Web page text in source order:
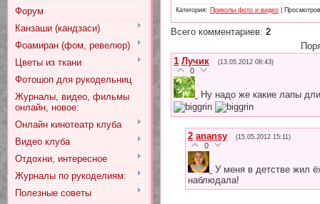
Форум
Канзаши (кандзаси)
Фоамиран (фом, ревелюр)
Цветы из ткани
Фотошоп для рукодельниц
Журналы, видео, фильмы
онлайн, новое:
Онлайн кинотеатр клуба
Видео клуба
Отдохни, интересное
Журналы по рукоделиям:
Полезные советы
Категория: Приколы фото и видео Просмотров
Всего комментариев: 2
1 Лучик (13.05.2012 08:43)
0
Ну надо же какие лапы
2 anansy (15.05.2012 15:11)
0
У меня в детстве жил
наблюдала!